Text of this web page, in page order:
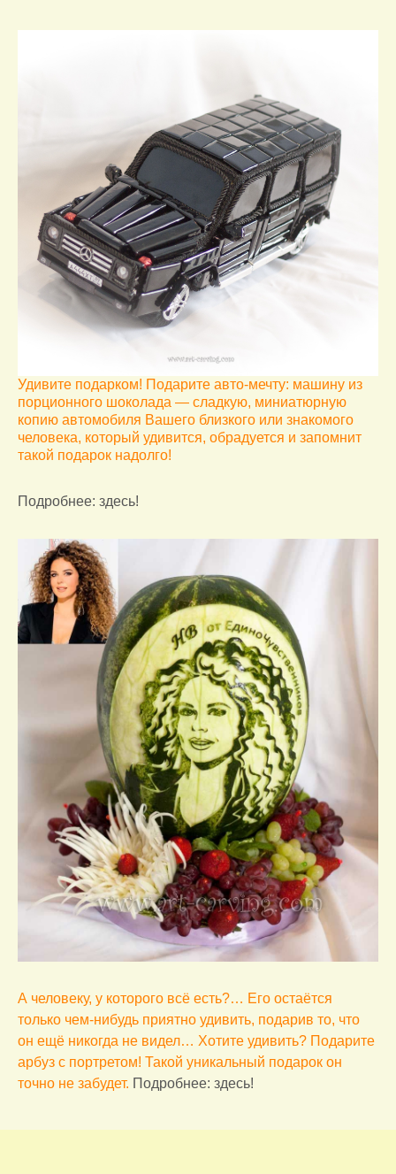
Удивите подарком! Подарите авто-мечту: машину из
порционного шоколада — сладкую, миниатюрную
копию автомобиля Вашего близкого или знакомого
человека, который удивится, обрадуется и запомнит
такой подарок надолго!
Подробнее: здесь!
А человеку, у которого всё есть?… Его остаётся
только чем-нибудь приятно удивить, подарив то, что
он ещё никогда не видел… Хотите удивить? Подарите
арбуз с портретом! Такой уникальный подарок он
точно не забудет. Подробнее: здесь!